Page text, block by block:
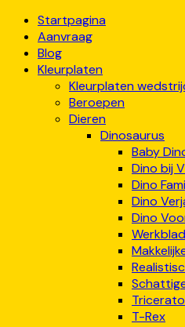
Startpagina
Aanvraag
Blog
Kleurplaten
Kleurplaten
Beroepen
Dieren
Dinosaurus
Baby
Dino bij
Dino
Dino
Dino
T-Rex